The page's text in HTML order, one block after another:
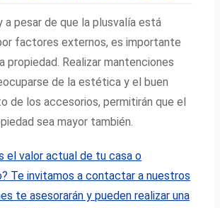
a pesar de que la plusvalía está
factores externos, es importante
propiedad. Realizar mantenciones
de la estética y el buen
de los accesorios, permitirán que el
sea mayor también.
el valor actual de tu casa o
Te invitamos a contactar a nuestros
te asesorarán y pueden realizar una